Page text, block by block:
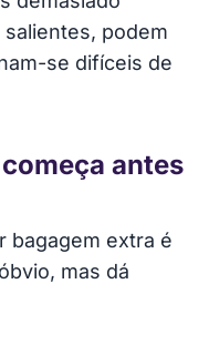
podem
se difíceis de
antes
bagagem extra é
mas dá